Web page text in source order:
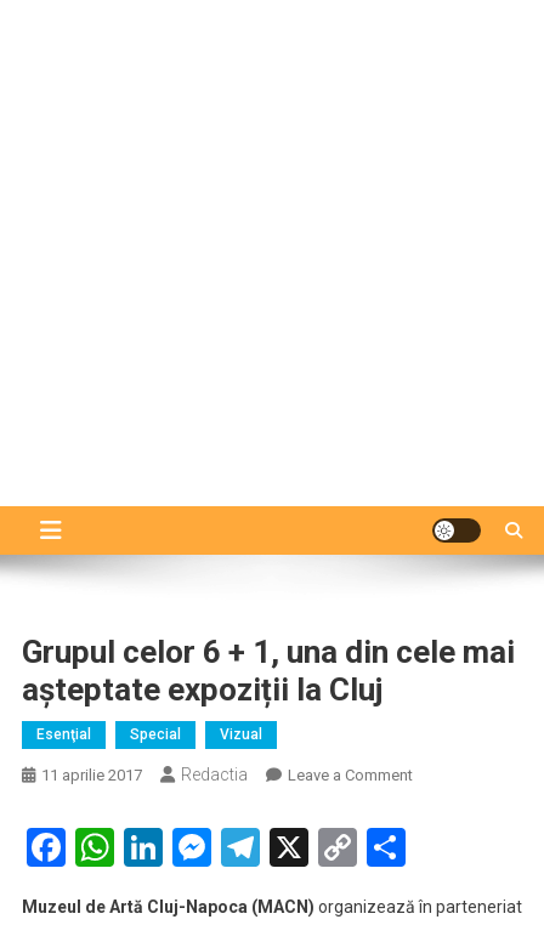
Grupul celor 6 + 1, una din cele mai
așteptate expoziții la Cluj
Esenţial Special Vizual
11 aprilie 2017 Redactia Leave a Commenton
1,
Facebook
WhatsApp
LinkedIn
Messenger
Telegram
X Copy
Muzeul de Artă Cluj-Napoca (MACN) organizează în parteneriat